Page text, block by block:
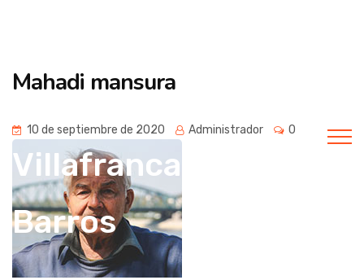
Villafranca de los
Barros
Mahadi mansura
10 de septiembre de 2020 Administrador 0